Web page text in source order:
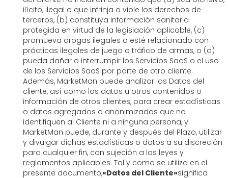
ilícito, ilegal o que infrinja o viole los derechos de
terceros, (b) constituya información sanitaria
protegida en virtud de la legislación aplicable, (c)
promueva drogas ilegales o esté relacionado con
prácticas ilegales de juego o tráfico de armas, o (d)
pueda dañar o interrumpir los Servicios SaaS o el uso
de los Servicios SaaS por parte de otro cliente.
Además, MarketMan puede analizar los Datos del
cliente, así como los datos u otros contenidos o
información de otros clientes, para crear estadísticas
o datos agregados o anonimizados que no
identifiquen al Cliente ni a ninguna persona, y
MarketMan puede, durante y después del Plazo, utilizar
y divulgar dichas estadísticas o datos a su discreción
para cualquier fin, con sujeción a las leyes y
reglamentos aplicables. Tal y como se utiliza en el
presente documento,«Datos del Cliente»significa